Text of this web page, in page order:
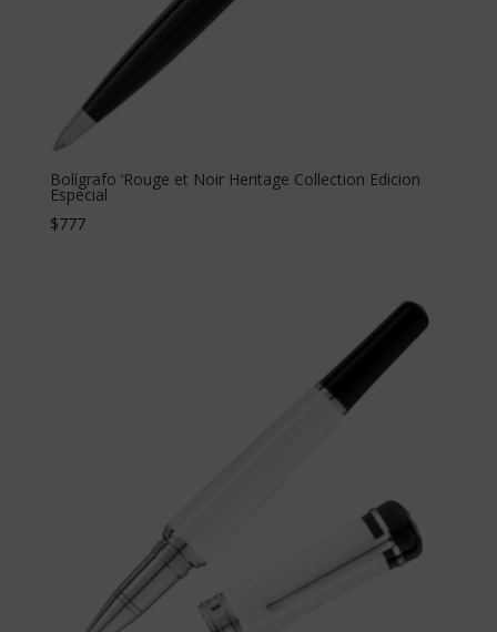
Bolígrafo ‘Rouge et Noir Heritage Collection Edicion
Especial
$777